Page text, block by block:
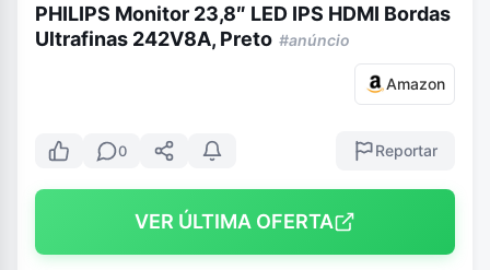
PHILIPS Monitor 23,8″ LED IPS HDMI Bordas
Ultrafinas 242V8A, Preto #anúncio
Amazon
0 Reportar
VER ÚLTIMA OFERTA